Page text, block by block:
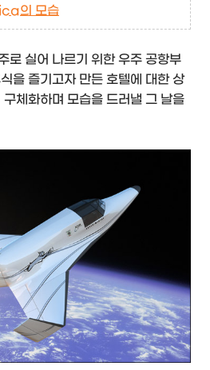
의 모습
로 실어 나르기 위한 우주 공항부
을 즐기고자 만든 호텔에 대한 상
체화하며 모습을 드러낼 그 날을